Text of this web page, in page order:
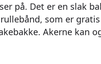
på. Det er en slak
som er
Akerne kan